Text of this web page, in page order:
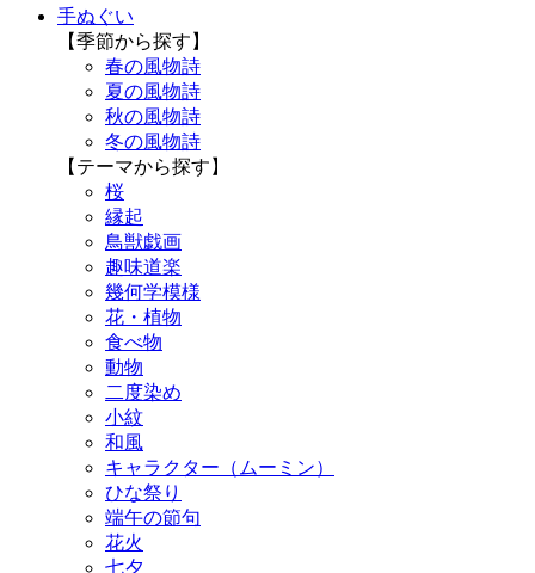
手ぬぐい
【季節から探す】
春の風物詩
夏の風物詩
秋の風物詩
冬の風物詩
【テーマから探す】
桜
縁起
鳥獣戯画
趣味道楽
幾何学模様
花・植物
食べ物
動物
二度染め
小紋
和風
キャラクター（ムーミン）
ひな祭り
端午の節句
花火
七夕